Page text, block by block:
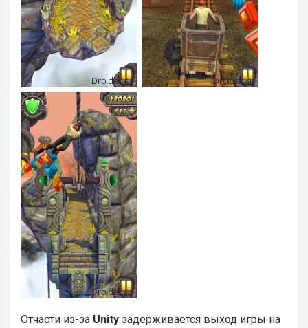
Отчасти из-за Unity задерживается выход игры на